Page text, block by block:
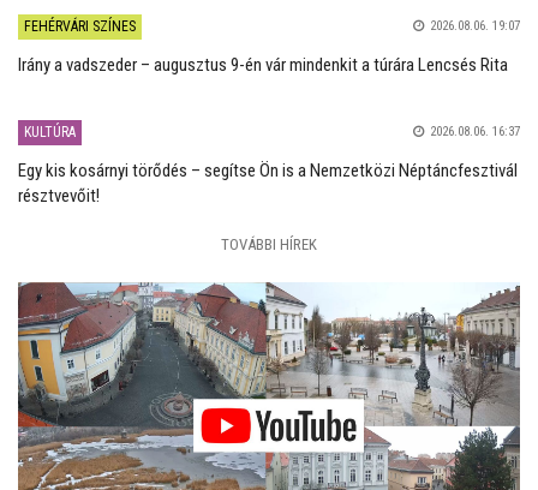
FEHÉRVÁRI SZÍNES 2026.08.06. 19:07
Irány a vadszeder – augusztus 9-én vár mindenkit a túrára Lencsés Rita
KULTÚRA 2026.08.06. 16:37
Egy kis kosárnyi törődés – segítse Ön is a Nemzetközi Néptáncfesztivál
résztvevőit!
TOVÁBBI HÍREK